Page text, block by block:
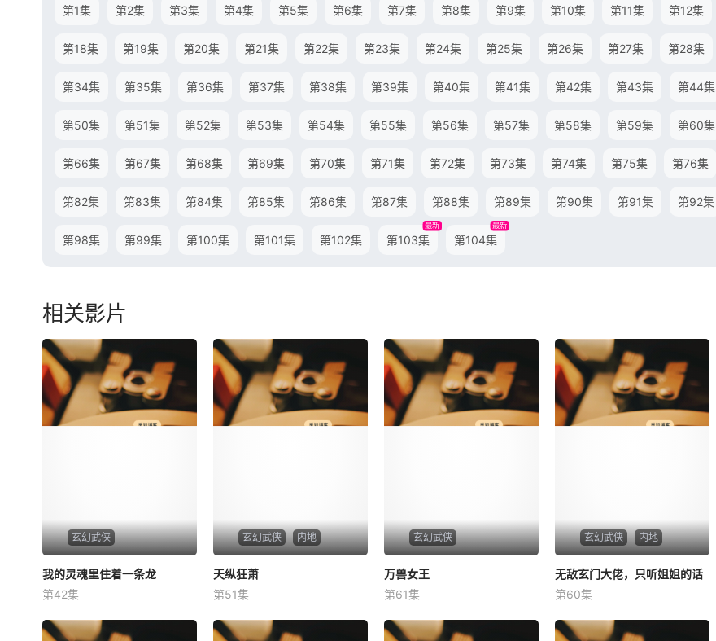
第1集 第2集 第3集 第4集 第5集 第6集 第7集 第8集 第9集 第10集 第11集 第12集
第18集 第19集 第20集 第21集 第22集 第23集 第24集 第25集 第26集 第27集 第28集
第34集 第35集 第36集 第37集 第38集 第39集 第40集 第41集 第42集 第43集 第44集
第50集 第51集 第52集 第53集 第54集 第55集 第56集 第57集 第58集 第59集 第60集
第66集 第67集 第68集 第69集 第70集 第71集 第72集 第73集 第74集 第75集 第76集
第82集 第83集 第84集 第85集 第86集 第87集 第88集 第89集 第90集 第91集 第92集
第98集 第99集 第100集 第101集 第102集 第103集
最新
第104集
最新
相关影片
玄幻武侠
我的灵魂里住着一条龙
未知
我的灵魂里住着一条龙
第42集
玄幻武侠 内地
天纵狂萧
未知
天纵狂萧
第51集
玄幻武侠
万兽女王
未知
万兽女王
第61集
玄幻武侠 内地
无敌玄门大佬，只听姐姐的话
未知
无敌玄门大佬，只听姐姐的话
第60集